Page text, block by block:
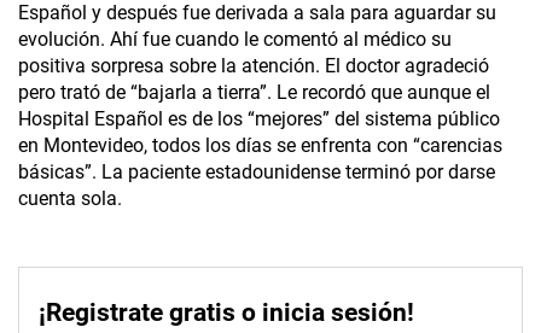
Español y después fue derivada a sala para aguardar su
evolución. Ahí fue cuando le comentó al médico su
positiva sorpresa sobre la atención. El doctor agradeció
pero trató de “bajarla a tierra”. Le recordó que aunque el
Hospital Español es de los “mejores” del sistema público
en Montevideo, todos los días se enfrenta con “carencias
básicas”. La paciente estadounidense terminó por darse
cuenta sola.
¡Registrate gratis o inicia sesión!